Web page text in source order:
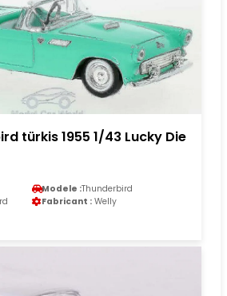
türkis 1955 1/43 Lucky Die
Modele :Thunderbird
Fabricant : Welly